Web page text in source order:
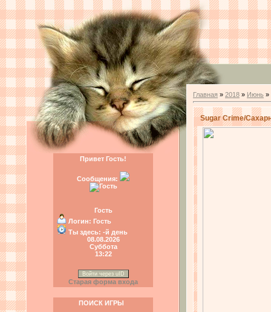
Привет Гость!
Сообщения:
Гость
Логин: Гость
Ты здесь: -й день
08.08.2026
Суббота
13:22
Войти через uID
Старая форма входа
ПОИСК ИГРЫ
Главная » 2018 » Июнь »
Sugar Crime/